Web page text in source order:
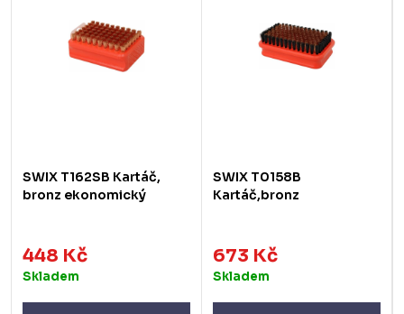
SWIX T162SB Kartáč,
bronz ekonomický
448 Kč
Skladem
SWIX T0158B
Kartáč,bronz
673 Kč
Skladem